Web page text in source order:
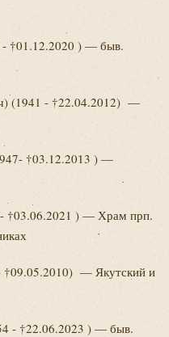
†01.12.2020 ) — быв.
(1941 - †22.04.2012) —
†03.12.2013 ) —
†03.06.2021 ) — Храм прп.
†09.05.2010) — Якутский и
- †22.06.2023 ) — быв.